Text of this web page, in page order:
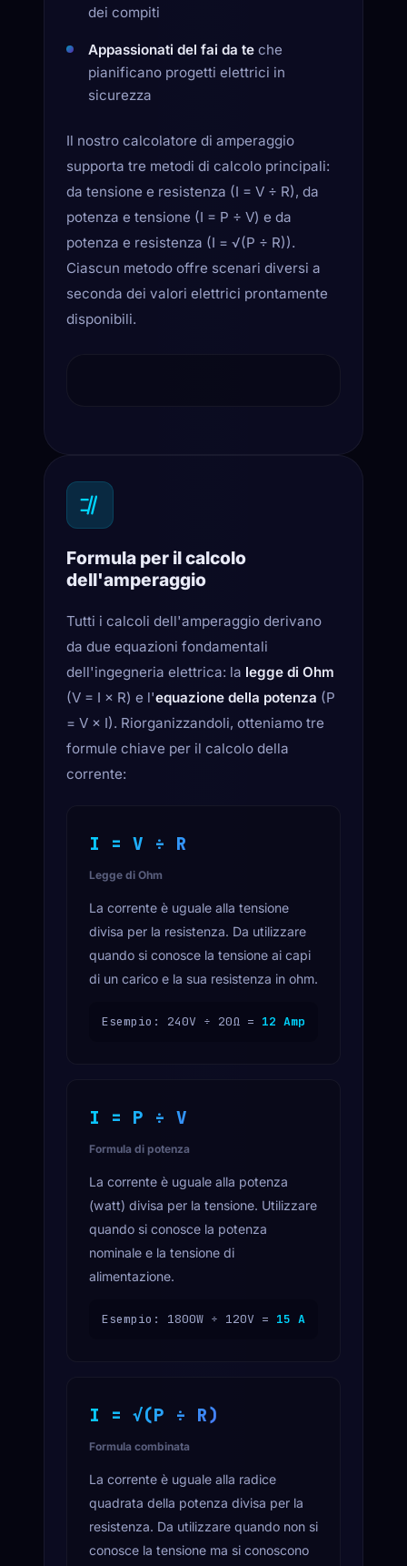
dei compiti
Appassionati del fai da te che
pianificano progetti elettrici in
sicurezza
Il nostro calcolatore di amperaggio
supporta tre metodi di calcolo principali:
da tensione e resistenza (I = V ÷ R), da
potenza e tensione (I = P ÷ V) e da
potenza e resistenza (I = √(P ÷ R)).
Ciascun metodo offre scenari diversi a
seconda dei valori elettrici prontamente
disponibili.
Formula per il calcolo
dell'amperaggio
Tutti i calcoli dell'amperaggio derivano
da due equazioni fondamentali
dell'ingegneria elettrica: la legge di Ohm
(V = I × R) e l'equazione della potenza (P
= V × I). Riorganizzandoli, otteniamo tre
formule chiave per il calcolo della
corrente:
I = V ÷ R
Legge di Ohm
La corrente è uguale alla tensione
divisa per la resistenza. Da utilizzare
quando si conosce la tensione ai capi
di un carico e la sua resistenza in ohm.
Esempio: 240V ÷ 20Ω = 12 Amp
I = P ÷ V
Formula di potenza
La corrente è uguale alla potenza
(watt) divisa per la tensione. Utilizzare
quando si conosce la potenza
nominale e la tensione di
alimentazione.
Esempio: 1800W ÷ 120V = 15 A
I = √(P ÷ R)
Formula combinata
La corrente è uguale alla radice
quadrata della potenza divisa per la
resistenza. Da utilizzare quando non si
conosce la tensione ma si conoscono